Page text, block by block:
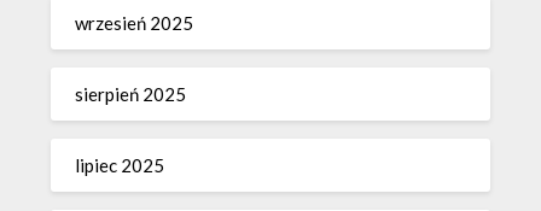
wrzesień 2025
sierpień 2025
lipiec 2025